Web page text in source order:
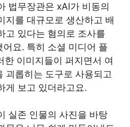
법무장관은 xAI가 비동의
지를 대규모로 생산하고 배
고 있다는 혐의로 조사를
요. 특히 소셜 미디어 플
한 이미지들이 퍼지면서 여
괴롭히는 도구로 사용되고
게 보고 있더라고요.
실존 인물의 사진을 바탕